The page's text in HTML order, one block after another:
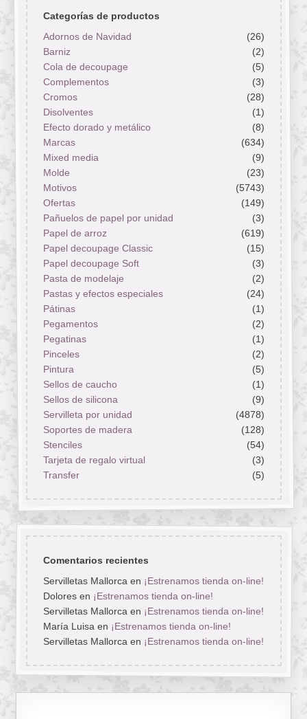
Categorías de productos
Adornos de Navidad
(26)
Barniz
(2)
Cola de decoupage
(5)
Complementos
(3)
Cromos
(28)
Disolventes
(1)
Efecto dorado y metálico
(8)
Marcas
(634)
Mixed media
(9)
Molde
(23)
Motivos
(5743)
Ofertas
(149)
Pañuelos de papel por unidad
(3)
Papel de arroz
(619)
Papel decoupage Classic
(15)
Papel decoupage Soft
(3)
Pasta de modelaje
(2)
Pastas y efectos especiales
(24)
Pátinas
(1)
Pegamentos
(2)
Pegatinas
(1)
Pinceles
(2)
Pintura
(5)
Sellos de caucho
(1)
Sellos de silicona
(9)
Servilleta por unidad
(4878)
Soportes de madera
(128)
Stenciles
(54)
Tarjeta de regalo virtual
(3)
Transfer
(5)
Comentarios recientes
Servilletas Mallorcaen ¡Estrenamos tienda on-line!
Doloresen ¡Estrenamos tienda on-line!
Servilletas Mallorcaen ¡Estrenamos tienda on-line!
María Luisaen ¡Estrenamos tienda on-line!
Servilletas Mallorcaen ¡Estrenamos tienda on-line!